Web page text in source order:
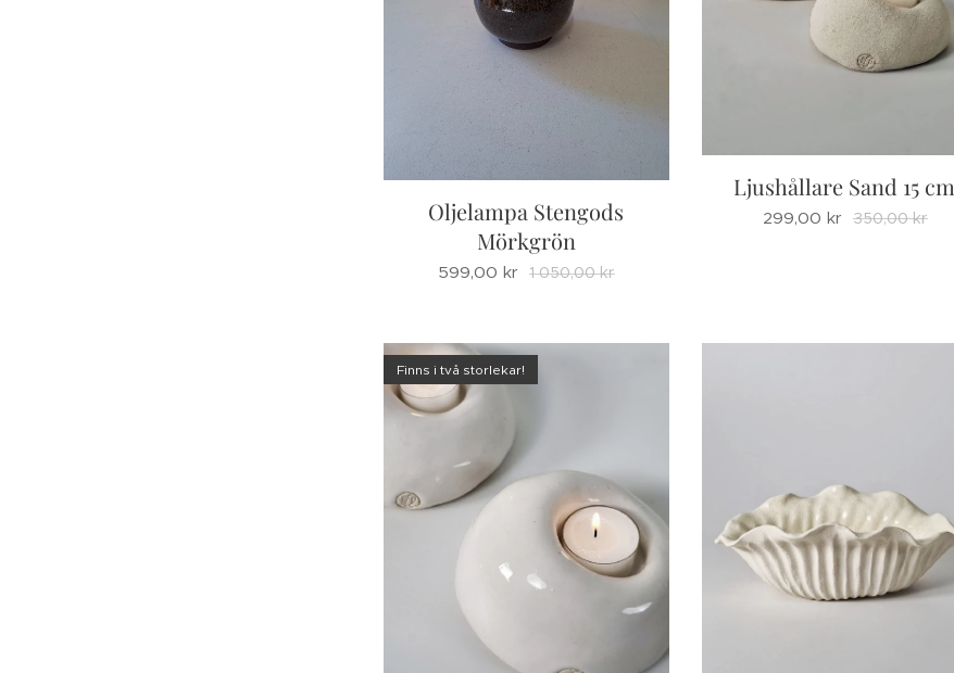
Oljelampa Stengods
Mörkgrön
599,00 kr 1 050,00kr
Ljushållare Sand 15 cm
299,00 kr 350,00kr
Finns i två storlekar!